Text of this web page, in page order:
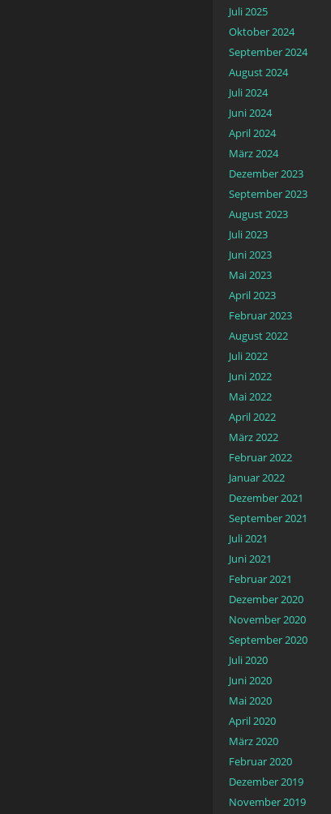
Juli 2025
Oktober 2024
September 2024
August 2024
Juli 2024
Juni 2024
April 2024
März 2024
Dezember 2023
September 2023
August 2023
Juli 2023
Juni 2023
Mai 2023
April 2023
Februar 2023
August 2022
Juli 2022
Juni 2022
Mai 2022
April 2022
März 2022
Februar 2022
Januar 2022
Dezember 2021
September 2021
Juli 2021
Juni 2021
Februar 2021
Dezember 2020
November 2020
September 2020
Juli 2020
Juni 2020
Mai 2020
April 2020
März 2020
Februar 2020
Dezember 2019
November 2019